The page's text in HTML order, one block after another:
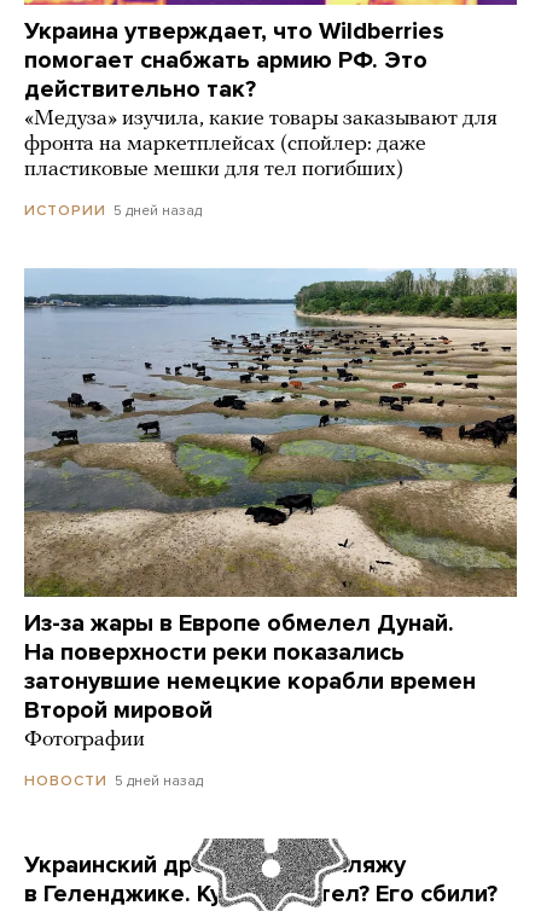
Украина утверждает, что Wildberries
помогает снабжать армию РФ. Это
действительно так?
«Медуза» изучила, какие товары заказывают для
фронта на маркетплейсах (спойлер: даже
пластиковые мешки для тел погибших)
ИСТОРИИ 5 дней назад
Из-за жары в Европе обмелел Дунай.
На поверхности реки показались
затонувшие немецкие корабли времен
Второй мировой
Фотографии
НОВОСТИ 5 дней назад
Украинский дрон попал по пляжу
в Геленджике. Куда он летел? Его сбили?